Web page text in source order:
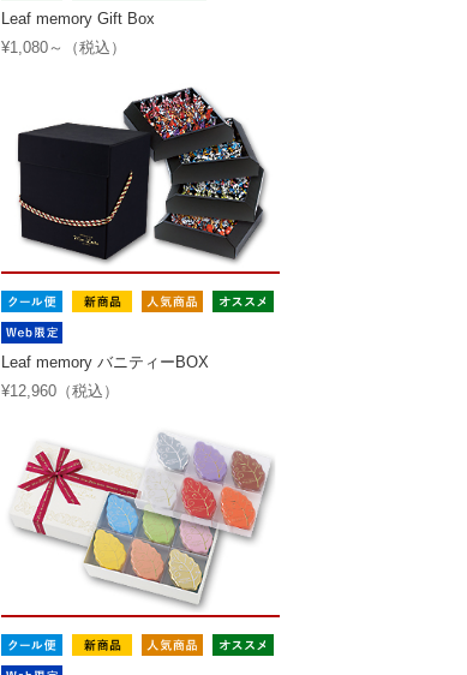
Leaf memory Gift Box
¥1,080～（税込）
Leaf memory バニティーBOX
¥12,960（税込）